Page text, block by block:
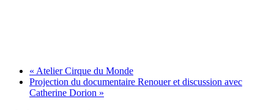
« Atelier Cirque du Monde
Projection du documentaire Renouer et discussion avec
Catherine Dorion »